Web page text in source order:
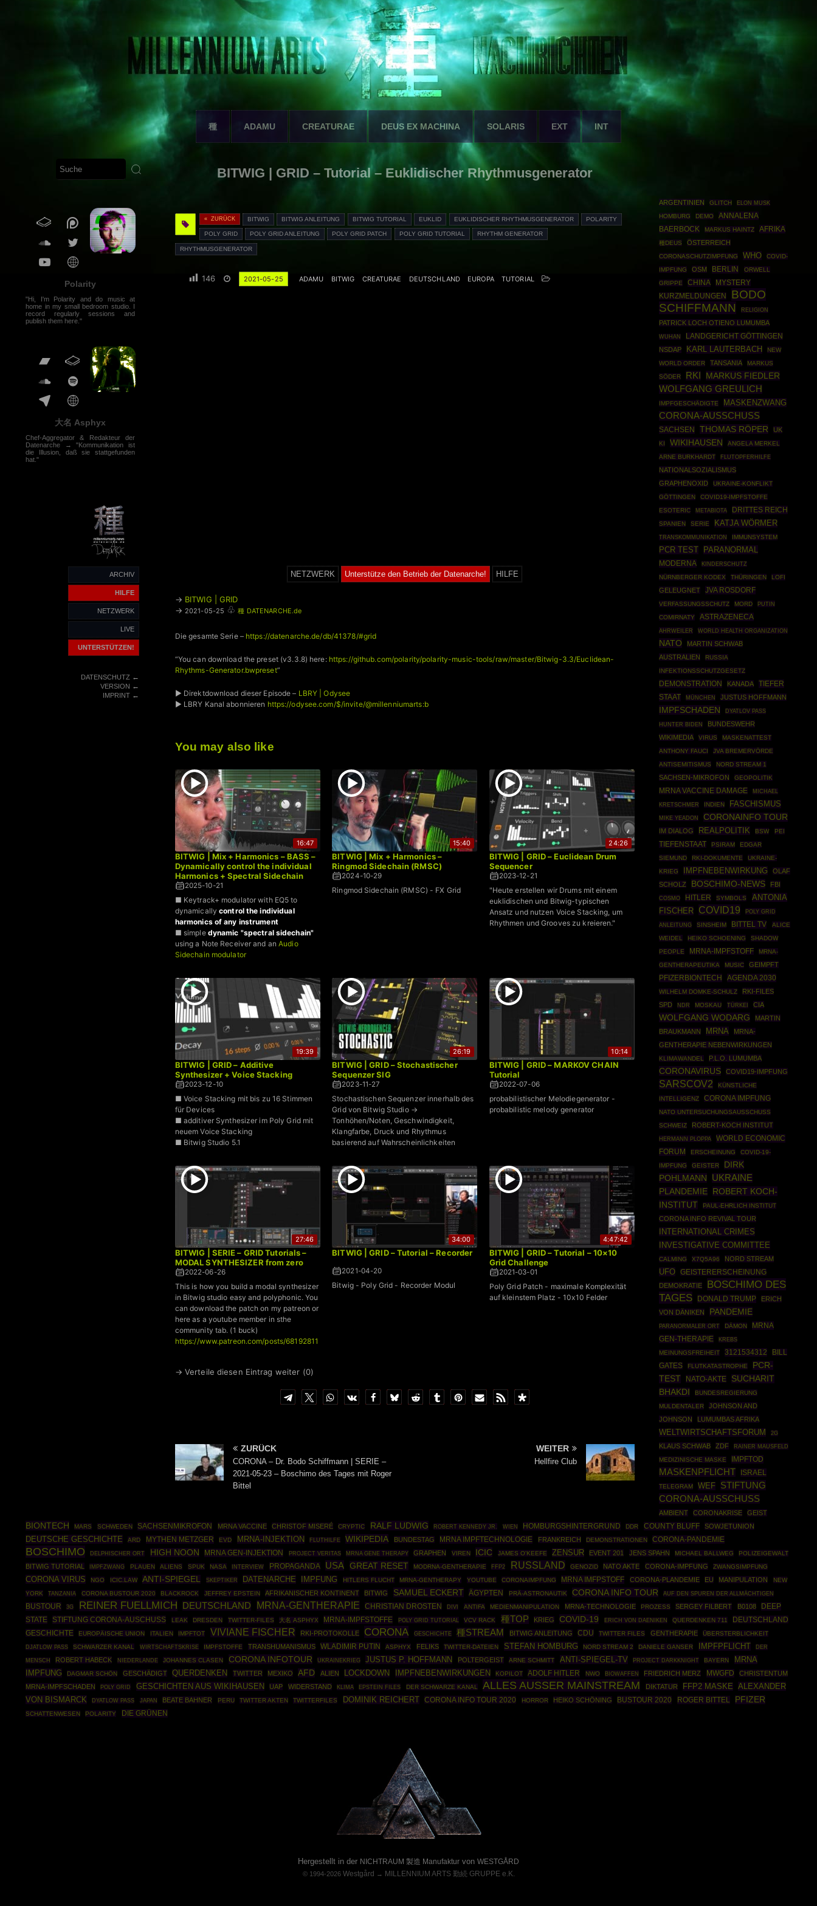
種 ADAMU CREATURAE DEUS EX MACHINA SOLARIS EXT INT
Polarity
"Hi, I'm Polarity and do music at
home in my small bedroom studio. I
record regularly sessions and
publish them here."
大名 Asphyx
Chef-Aggregator & Redakteur der
Datenarche → "Kommunikation ist
die Illusion, daß sie stattgefunden
hat."
ARCHIV
HILFE
NETZWERK
LIVE
UNTERSTÜTZEN!
DATENSCHUTZ←
VERSION ←
IMPRINT←
BITWIG | GRID – Tutorial – Euklidischer Rhythmusgenerator
« ZURÜCK BITWIG BITWIG ANLEITUNG BITWIG TUTORIAL EUKLID EUKLIDISCHER RHYTHMUSGENERATOR POLARITY
POLY GRID POLY GRID ANLEITUNG POLY GRID PATCH POLY GRID TUTORIAL RHYTHM GENERATOR
RHYTHMUSGENERATOR
146 2021-05-25 ADAMU BITWIG CREATURAE DEUTSCHLAND EUROPA TUTORIAL
NETZWERK Unterstütze den Betrieb der Datenarche! HILFE
→ BITWIG | GRID
→ 2021-05-25 ♧ 種 DATENARCHE.de
Die gesamte Serie – https://datenarche.de/db/41378/#grid
“You can download the preset (v3.3.8) here: https://github.com/polarity/polarity-music-tools/raw/master/Bitwig-3.3/Euclidean-
Rhythms-Generator.bwpreset”
► Direktdownload dieser Episode – LBRY | Odysee
► LBRY Kanal abonnieren https://odysee.com/$/invite/@millenniumarts:b
You may also like
16:47
BITWIG | Mix + Harmonics – BASS –
Dynamically control the individual
Harmonics + Spectral Sidechain
2025-10-21
■ Keytrack+ modulator with EQ5 to
dynamicallycontrol the individual
harmonics of any instrument
■ simple dynamic "spectral sidechain"
using a Note Receiver and anAudio
Sidechain modulator
15:40
BITWIG | Mix + Harmonics –
Ringmod Sidechain (RMSC)
2024-10-29
Ringmod Sidechain (RMSC) - FX Grid
24:26
BITWIG | GRID – Euclidean Drum
Sequencer
2023-12-21
"Heute erstellen wir Drums mit einem
euklidischen und Bitwig-typischen
Ansatz und nutzen Voice Stacking, um
Rhythmen und Grooves zu kreieren."
19:39
BITWIG | GRID – Additive
Synthesizer + Voice Stacking
2023-12-10
■ Voice Stacking mit bis zu 16 Stimmen
für Devices
■ additiver Synthesizer im Poly Grid mit
neuem Voice Stacking
■ Bitwig Studio 5.1
26:19
BITWIG | GRID – Stochastischer
Sequenzer SIG
2023-11-27
Stochastischen Sequenzer innerhalb des
Grid von Bitwig Studio →
Tonhöhen/Noten, Geschwindigkeit,
Klangfarbe, Druck und Rhythmus
basierend auf Wahrscheinlichkeiten
10:14
BITWIG | GRID – MARKOV CHAIN
Tutorial
2022-07-06
probabilistischer Melodiegenerator -
probabilistic melody generator
27:46
BITWIG | SERIE – GRID Tutorials –
MODAL SYNTHESIZER from zero
2022-06-26
This is how you build a modal synthesizer
in Bitwig studio easy and polyphonic. You
can download the patch on my patreon or
here as a youtube member in sthe
community tab. (1 buck)
https://www.patreon.com/posts/68192811
34:00
BITWIG | GRID – Tutorial – Recorder
2021-04-20
Bitwig - Poly Grid - Recorder Modul
4:47:42
BITWIG | GRID – Tutorial – 10×10
Grid Challenge
2021-03-01
Poly Grid Patch - maximale Komplexität
auf kleinstem Platz - 10x10 Felder
→ Verteile diesen Eintrag weiter (0)
ZURÜCK
CORONA – Dr. Bodo Schiffmann | SERIE –
2021-05-23 – Boschimo des Tages mit Roger
Bittel
WEITER
Hellfire Club
ARGENTINIEN GLITCH ELON MUSK
HOMBURG DEMO
ANNALENA
BAERBOCK
MARKUS HAINTZ AFRIKA
種DEUS ÖSTERREICH
CORONASCHUTZIMPFUNG WHO
COVID-
IMPFUNG
OSM BERLIN
ORWELL
GRIPPE
CHINA
MYSTERY
KURZMELDUNGEN
BODO
SCHIFFMANN
RELIGION
PATRICK LOCH OTIENO LUMUMBA
WUHAN
LANDGERICHT GÖTTINGEN
NSDAP
KARL LAUTERBACH
NEW
WORLD ORDER
TANSANIA
MARKUS
SÖDER
RKI
MARKUS FIEDLER
WOLFGANG GREULICH
IMPFGESCHÄDIGTE MASKENZWANG
CORONA-AUSSCHUSS
SACHSEN THOMAS RÖPER UK
KI WIKIHAUSEN
ANGELA MERKEL
ARNE BURKHARDT
FLUTOPFERHILFE
NATIONALSOZIALISMUS
GRAPHENOXID
UKRAINE-KONFLIKT
GÖTTINGEN
COVID19-IMPFSTOFFE
ESOTERIC
METABIOTA DRITTES REICH
SPANIEN SERIE KATJA WÖRMER
TRANSKOMMUNIKATION IMMUNSYSTEM
PCR TEST PARANORMAL
MODERNA KINDERSCHUTZ
NÜRNBERGER KODEX THÜRINGEN LOFI
GELEUGNET JVA ROSDORF
VERFASSUNGSSCHUTZ MORD
PUTIN
COMIRNATY
ASTRAZENECA
AHRWEILER WORLD HEALTH ORGANIZATION
NATO
MARTIN SCHWAB
AUSTRALIEN
RUSSIA
INFEKTIONSSCHUTZGESETZ
DEMONSTRATION KANADA
TIEFER
STAAT
MÜNCHEN JUSTUS HOFFMANN
IMPFSCHADEN DYATLOV PASS
HUNTER BIDEN
BUNDESWEHR
WIKIMEDIA
VIRUS
MASKENATTEST
ANTHONY FAUCI
JVA BREMERVÖRDE
ANTISEMITISMUS
NORD STREAM 1
SACHSEN-MIKROFON GEOPOLITIK
MRNA VACCINE DAMAGE MICHAEL
KRETSCHMER INDIEN FASCHISMUS
MIKE YEADON CORONAINFO TOUR
IM DIALOG REALPOLITIK BSW PEI
TIEFENSTAAT PSIRAM
EDGAR
SIEMUND
RKI-DOKUMENTE
UKRAINE-
KRIEG
IMPFNEBENWIRKUNG
OLAF
SCHOLZ
BOSCHIMO-NEWS FBI
COSMO HITLER SYMBOLS
ANTONIA
FISCHER
COVID19
POLY GRID
ANLEITUNG
SINSHEIM BITTEL TV
ALICE
WEIDEL
HEIKO SCHOENING
SHADOW
PEOPLE
MRNA-IMPFSTOFF
MRNA-
GENTHERAPEUTIKA
MUSIC GEIMPFT
PFIZERBIONTECH AGENDA 2030
WILHELM DOMKE-SCHULZ
RKI-FILES
SPD
NDR MOSKAU TÜRKEI CIA
WOLFGANG WODARG
MARTIN
BRAUKMANN
MRNA
MRNA-
GENTHERAPIE NEBENWIRKUNGEN
KLIMAWANDEL P.L.O. LUMUMBA
CORONAVIRUS COVID19-IMPFUNG
SARSCOV2
KÜNSTLICHE
INTELLIGENZ
CORONA IMPFUNG
NATO UNTERSUCHUNGSAUSSCHUSS
SCHWEIZ
ROBERT-KOCH INSTITUT
HERMANN PLOPPA
WORLD ECONOMIC
FORUM
ERSCHEINUNG
COVID-19-
IMPFUNG
GEISTER
DIRK
POHLMANN
UKRAINE
PLANDEMIE
ROBERT KOCH-
INSTITUT
PAUL-EHRLICH INSTITUT
CORONA INFO REVIVAL TOUR
INTERNATIONAL CRIMES
INVESTIGATIVE COMMITTEE
CALMING X7Q5A96 NORD STREAM
UFO
GEISTERERSCHEINUNG
DEMOKRATIE
BOSCHIMO DES
TAGES
DONALD TRUMP
ERICH
VON DÄNIKEN
PANDEMIE
PARANORMALER ORT DÄMON
MRNA
GEN-THERAPIE
KREBS
MEINUNGSFREIHEIT 3121534312
BILL
GATES
FLUTKATASTROPHE
PCR-
TEST
NATO-AKTE
SUCHARIT
BHAKDI
BUNDESREGIERUNG
MULDENTALER
JOHNSON AND
JOHNSON
LUMUMBAS AFRIKA
WELTWIRTSCHAFTSFORUM 2G
KLAUS SCHWAB ZDF
RAINER MAUSFELD
MEDIZINISCHE MASKE
IMPFTOD
MASKENPFLICHT ISRAEL
TELEGRAM WEF
STIFTUNG
CORONA-AUSSCHUSS
AMBIENT CORONAKRISE GEIST
BIONTECH MARS SCHWEDEN SACHSENMIKROFON MRNA VACCINE CHRISTOF MISERÉ CRYPTIC RALF LUDWIG ROBERT KENNEDY JR. WIEN HOMBURGSHINTERGRUND DDR COUNTY BLUFF SOWJETUNION
DEUTSCHE GESCHICHTE ARD MYTHEN METZGER EVD MRNA-INJEKTION FLUTHILFE WIKIPEDIA BUNDESTAG MRNA IMPFTECHNOLOGIE FRANKREICH DEMONSTRATIONEN CORONA-PANDEMIE
BOSCHIMO DELPHISCHER ORT HIGH NOON MRNA GEN-INJEKTION PROJECT VERITAS MRNA GENE THERAPY GRAPHEN VIREN ICIC JAMES O'KEEFE ZENSUR EVENT 201 JENS SPAHN MICHAEL BALLWEG POLIZEIGEWALT
BITWIG TUTORIAL IMPFZWANG PLAUEN ALIENS SPUK NASA INTERVIEW PROPAGANDA USA GREAT RESET MODRNA-GENTHERAPIE FFP2 RUSSLAND GENOZID NATO AKTE CORONA-IMPFUNG ZWANGSIMPFUNG
CORONA VIRUS NGO ICIC.LAW ANTI-SPIEGEL SKEPTIKER DATENARCHE IMPFUNG HITLERS FLUCHT MRNA-GENTHERAPY YOUTUBE CORONAIMPFUNG MRNA IMFPSTOFF CORONA-PLANDEMIE EU MANIPULATION
NEW
YORK
TANZANIA CORONA BUSTOUR 2020 BLACKROCK JEFFREY EPSTEIN AFRIKANISCHER KONTINENT BITWIG SAMUEL ECKERT ÄGYPTEN PRÄ-ASTRONAUTIK CORONA INFO TOUR AUF DEN SPUREN DER ALLMÄCHTIGEN
BUSTOUR 3G REINER FUELLMICH DEUTSCHLAND MRNA-GENTHERAPIE CHRISTIAN DROSTEN DIVI ANTIFA MEDIENMANIPULATION MRNA-TECHNOLOGIE PROZESS SERGEY FILBERT B0108
DEEP
STATE
STIFTUNG CORONA-AUSCHUSS LEAK DRESDEN TWITTER-FILES 大名 ASPHYX MRNA-IMPFSTOFFE POLY GRID TUTORIAL VCV RACK 種TOP KRIEG COVID-19 ERICH VON DAENIKEN QUERDENKEN 711
DEUTSCHLAND
GESCHICHTE
EUROPÄISCHE UNION ITALIEN IMPFTOT VIVIANE FISCHER RKI-PROTOKOLLE CORONA GESCHICHTE 種STREAM BITWIG ANLEITUNG CDU TWITTER FILES GENTHERAPIE ÜBERSTERBLICHKEIT
DJATLOW PASS SCHWARZER KANAL WIRTSCHAFTSKRISE IMPFSTOFFE TRANSHUMANISMUS WLADIMIR PUTIN ASPHYX FELIKS TWITTER-DATEIEN STEFAN HOMBURG NORD STREAM 2 DANIELE GANSER IMPFPFLICHT DER
MENSCH ROBERT HABECK NIEDERLANDE JOHANNES CLASEN CORONA INFOTOUR UKRAINEKRIEG JUSTUS P. HOFFMANN POLTERGEIST ARNE SCHMITT ANTI-SPIEGEL-TV PROJECT DARKKNIGHT BAYERN
MRNA
IMPFUNG
DAGMAR SCHÖN GESCHÄDIGT QUERDENKEN TWITTER MEXIKO AFD ALIEN LOCKDOWN IMPFNEBENWIRKUNGEN KOPILOT ADOLF HITLER NWO BIOWAFFEN FRIEDRICH MERZ MWGFD
CHRISTENTUM
MRNA-IMPFSCHADEN
POLY GRID GESCHICHTEN AUS WIKIHAUSEN UAP WIDERSTAND KLIMA EPSTEIN FILES DER SCHWARZE KANAL ALLES AUSSER MAINSTREAM DIKTATUR FFP2 MASKE
ALEXANDER
VON BISMARCK
DYATLOW PASS JAPAN BEATE BAHNER PERU TWITTER AKTEN TWITTERFILES DOMINIK REICHERT CORONA INFO TOUR 2020 HORROR HEIKO SCHÖNING BUSTOUR 2020 ROGER BITTEL PFIZER
SCHATTENWESEN POLARITY DIE GRÜNEN
Hergestellt in der NICHTRAUM 製造 Manufaktur von WESTGÅRD
© 1994-2026 Westgård → MILLENNIUM ARTS 勤続 GRUPPE e.K.
Powered By :